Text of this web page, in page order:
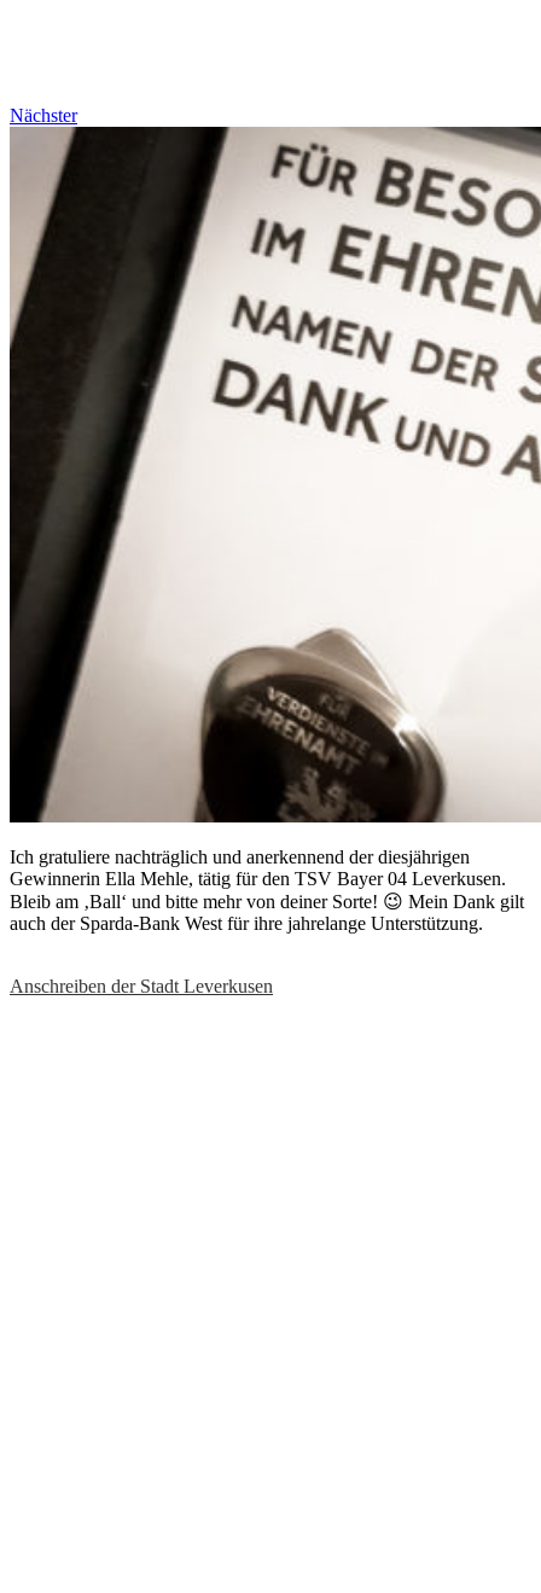
Nächster
Ich gratuliere nachträglich und anerkennend der diesjährigen
Gewinnerin Ella Mehle, tätig für den TSV Bayer 04 Leverkusen.
Bleib am ‚Ball‘ und bitte mehr von deiner Sorte! 😉 Mein Dank gilt
auch der Sparda-Bank West für ihre jahrelange Unterstützung.
Anschreiben der Stadt Leverkusen